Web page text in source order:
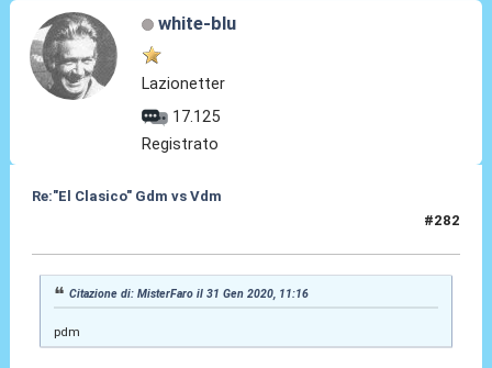
white-blu
Lazionetter
17.125
Registrato
Re:"El Clasico" Gdm vs Vdm
#282
Citazione di: MisterFaro il 31 Gen 2020, 11:16
pdm